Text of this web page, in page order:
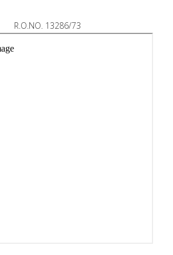
R.O.NO. 13286/73